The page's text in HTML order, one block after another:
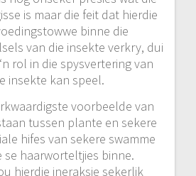
is maar die feit dat hierdie
binne die
van die insekte verkry, dui
rol in die spysvertering van
insekte kan speel.
voorbeelde van
tussen plante en sekere
hifes van sekere swamme
se haarworteltjies binne.
hierdie ineraksie sekerlik